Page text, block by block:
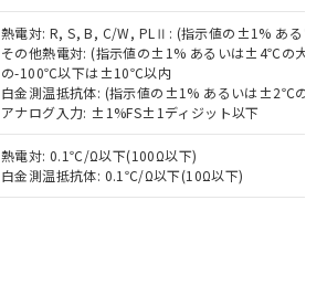
熱電対: R, S, B, C/W, PLⅡ: (指示値の±1% ある
その他熱電対: (指示値の±1% あるいは±4℃の大き
の-100℃以下は±10℃以内
白金測温抵抗体: (指示値の±1% あるいは±2℃の大
アナログ入力: ±1%FS±1ディジット以下
熱電対: 0.1℃/Ω以下(100Ω以下)
白金測温抵抗体: 0.1℃/Ω以下(10Ω以下)